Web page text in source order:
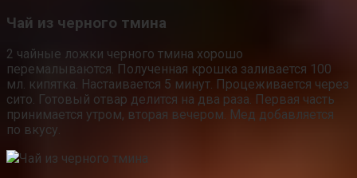
Чай из черного тмина
2 чайные ложки черного тмина хорошо
перемалываются. Полученная крошка заливается 100
мл. кипятка. Настаивается 5 минут. Процеживается через
сито. Готовый отвар делится на два раза. Первая часть
принимается утром, вторая вечером. Мед добавляется
по вкусу.
Чай из черного тмина